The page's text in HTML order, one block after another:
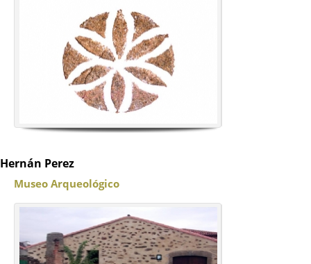
Hernán Perez
Museo Arqueológico